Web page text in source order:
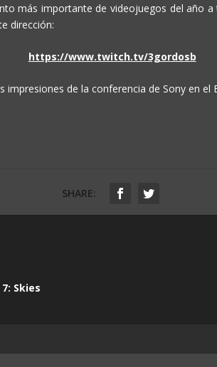
más importante de videojuegos del año
dirección:
https://www.twitch.tv/3gordosb
impresiones de la conferencia de Sony en el
SHARE:
Skies